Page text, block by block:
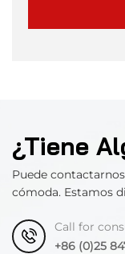
¿Tiene
Puede
cómoda. Estamos
Call for
+86 (0)25